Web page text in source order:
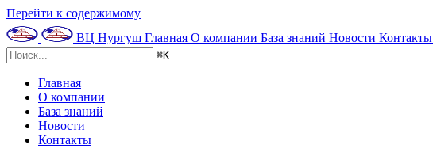
Перейти к содержимому
ВЦ Нургуш Главная О компании База знаний Новости Контакты
⌘K
Главная
О компании
База знаний
Новости
Контакты